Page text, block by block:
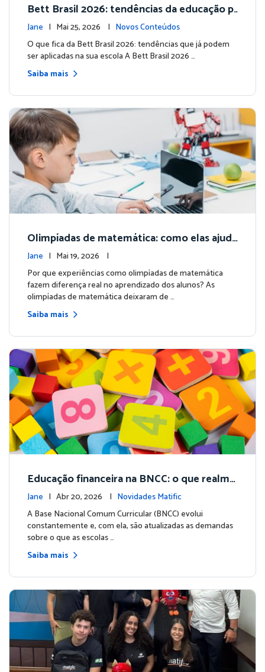
Bett Brasil 2026: tendências da educação p
ara sua escola
Jane | Mai 25, 2026 | Novos Conteúdos
O que fica da Bett Brasil 2026: tendências que já podem
ser aplicadas na sua escola A Bett Brasil 2026 …
Saiba mais
Olimpíadas de matemática: como elas ajuda
m no aprendizado dos alunos | Matific
Jane
| Mai 19, 2026 |
Por que experiências como olimpíadas de matemática
fazem diferença real no aprendizado dos alunos? As
olimpíadas de matemática deixaram de …
Saiba mais
Educação financeira na BNCC: o que realme
nte mudou - e o que sua escola precisa faze
r na prática
Jane | Abr 20, 2026 | Novidades Matific
A Base Nacional Comum Curricular (BNCC) evolui
constantemente e, com ela, são atualizadas as demandas
sobre o que as escolas …
Saiba mais